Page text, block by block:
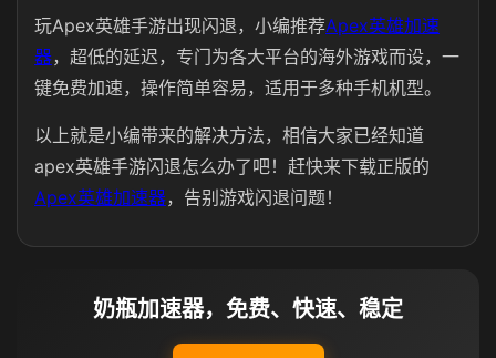
玩Apex英雄手游出现闪退，小编推荐Apex英雄加速
器，超低的延迟，专门为各大平台的海外游戏而设，一
键免费加速，操作简单容易，适用于多种手机机型。
以上就是小编带来的解决方法，相信大家已经知道
apex英雄手游闪退怎么办了吧！赶快来下载正版的
Apex英雄加速器，告别游戏闪退问题！
奶瓶加速器，免费、快速、稳定